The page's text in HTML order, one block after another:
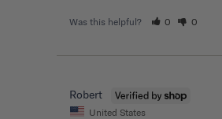
Was this helpful? 0 0
Robert
United States